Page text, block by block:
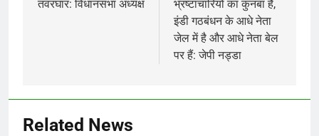
तंवरघार: विधानसभा अध्यक्ष
भ्रष्टाचारियों का कुनबा है,
इंडी गठबंधन के आधे नेता
जेल में है और आधे नेता बेल
पर हैं: जेपी नड्डा
Related News